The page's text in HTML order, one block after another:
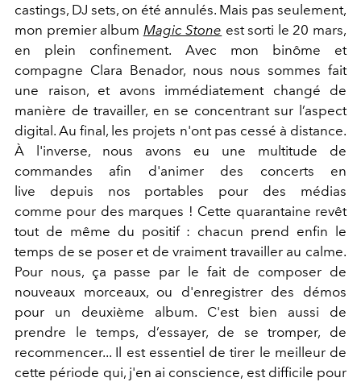
castings, DJ sets, on été annulés. Mais pas seulement,
mon premier album Magic Stone est sorti le 20 mars,
en plein confinement. Avec mon binôme et
compagne Clara Benador, nous nous sommes fait
une raison, et avons immédiatement changé de
manière de travailler, en se concentrant sur l’aspect
digital. Au final, les projets n'ont pas cessé à distance.
À l'inverse, nous avons eu une multitude de
commandes afin d'animer des concerts en
live depuis nos portables pour des médias
comme pour des marques ! Cette quarantaine revêt
tout de même du positif : chacun prend enfin le
temps de se poser et de vraiment travailler au calme.
Pour nous, ça passe par le fait de composer de
nouveaux morceaux, ou d'enregistrer des démos
pour un deuxième album. C'est bien aussi de
prendre le temps, d’essayer, de se tromper, de
recommencer... Il est essentiel de tirer le meilleur de
cette période qui, j'en ai conscience, est difficile pour